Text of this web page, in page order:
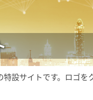
特設サイトです。ロゴ